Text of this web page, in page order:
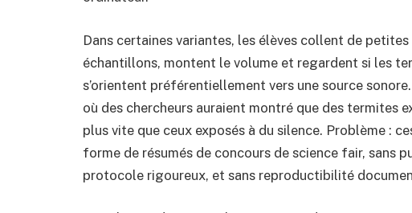
Dans certaines variantes, les élèves collent de
échantillons, montent le volume et regardent si les
s’orientent préférentiellement vers une source
où des chercheurs auraient montré que des termites
plus vite que ceux exposés à du silence. Problème :
forme de résumés de concours de science fair, sans
protocole rigoureux, et sans reproductibilité